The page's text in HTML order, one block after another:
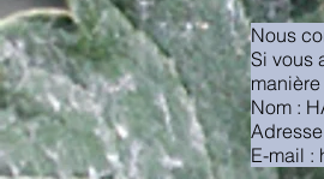
Nous
Si vous
Nom :
E-mail :